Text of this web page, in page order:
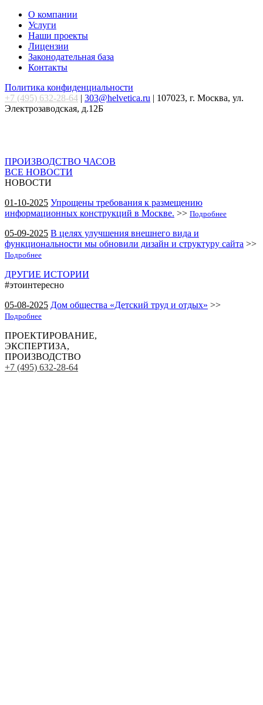
О компании
Услуги
Наши проекты
Лицензии
Законодательная база
Контакты
Политика конфиденциальности
+7 (495) 632-28-64 | 303@helvetica.ru | 107023, г. Москва, ул.
Электрозаводская, д.12Б
ПРОИЗВОДСТВО ЧАСОВ
ВСЕ НОВОСТИ
НОВОСТИ
01-10-2025 Упрощены требования к размещению
информационных конструкций в Москве. >> Подробнее
05-09-2025 В целях улучшения внешнего вида и
функциональности мы обновили дизайн и структуру сайта >>
Подробнее
ДРУГИЕ ИСТОРИИ
#этоинтересно
05-08-2025 Дом общества «Детский труд и отдых» >>
Подробнее
ПРОЕКТИРОВАНИЕ,
ЭКСПЕРТИЗА,
ПРОИЗВОДСТВО
+7 (495) 632-28-64